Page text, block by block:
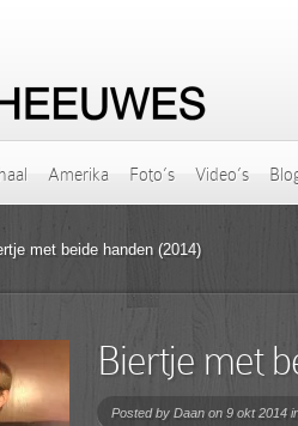
Amerika Foto’s Video’s
met beide handen (2014)
Biertje met
Posted by Daan on 9 okt 2014